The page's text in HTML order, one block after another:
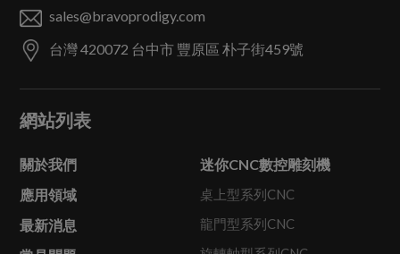
網站列表
關於我們
應用領域
最新消息
迷你CNC數控雕刻機
桌上型系列CNC
龍門型系列CNC
sales@bravoprodigy.com
台灣420072 台中市 豐原區 朴子街459號